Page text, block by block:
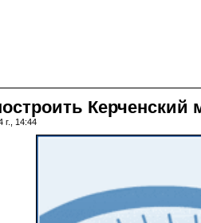
Керченский
г., 14:44